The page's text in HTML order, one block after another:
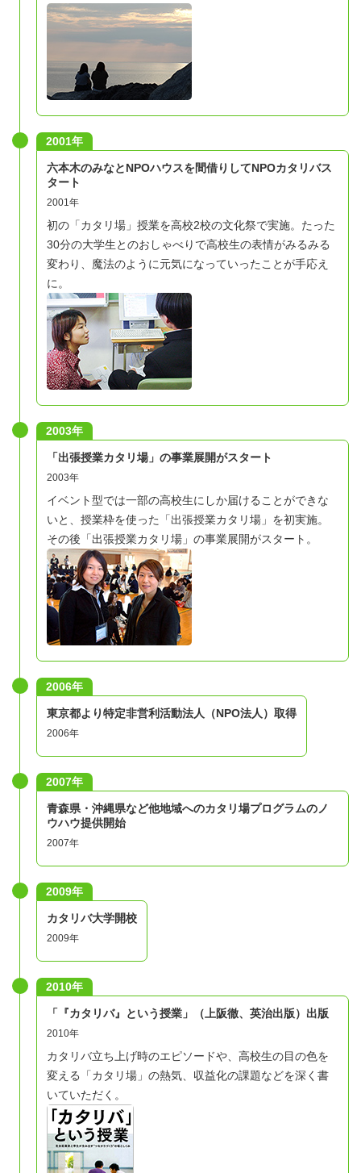
2001年
六本木のみなとNPOハウスを間借りしてNPOカタリバス
タート
2001年
初の「カタリ場」授業を高校2校の文化祭で実施。たった
30分の大学生とのおしゃべりで高校生の表情がみるみる
変わり、魔法のように元気になっていったことが手応え
に。
2003年
「出張授業カタリ場」の事業展開がスタート
2003年
イベント型では一部の高校生にしか届けることができな
いと、授業枠を使った「出張授業カタリ場」を初実施。
その後「出張授業カタリ場」の事業展開がスタート。
2006年
東京都より特定非営利活動法人（NPO法人）取得
2006年
2007年
青森県・沖縄県など他地域へのカタリ場プログラムのノ
ウハウ提供開始
2007年
2009年
カタリバ大学開校
2009年
2010年
「『カタリバ』という授業」（上阪徹、英治出版）出版
2010年
カタリバ立ち上げ時のエピソードや、高校生の目の色を
変える「カタリ場」の熱気、収益化の課題などを深く書
いていただく。